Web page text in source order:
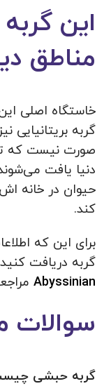
این
مناطق
خاستگاه اصلی
گربه بریتانیایی
صورت نیست که
دنیا یافت
حیوان در خانه
کند.
برای این که
گربه دریافت
Abyssinian
سوالات
گربه حبشی